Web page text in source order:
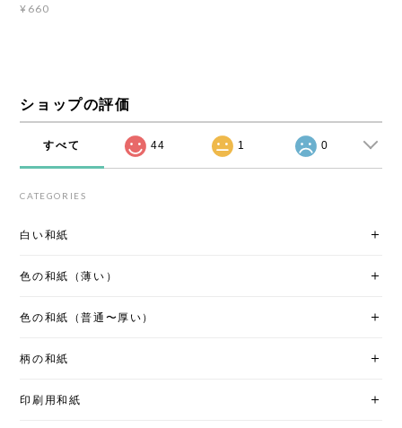
¥660
ショップの評価
すべて 44 1 0
CATEGORIES
白い和紙
色の和紙（薄い）
色の和紙（普通〜厚い）
柄の和紙
印刷用和紙